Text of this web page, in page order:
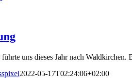
uns dieses Jahr nach Waldkirchen.
2022-05-17T02:24:06+02:00